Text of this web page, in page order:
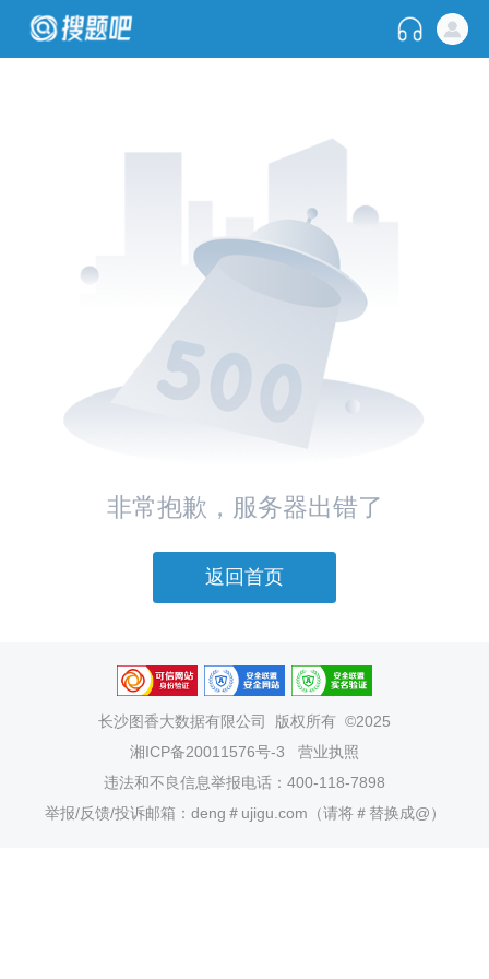
非常抱歉，服务器出错了
返回首页
长沙图香大数据有限公司
版权所有 ©2025
湘ICP备20011576号-3
营业执照
违法和不良信息举报电话：400-118-7898
举报/反馈/投诉邮箱：deng＃ujigu.com（请将＃替换成@）